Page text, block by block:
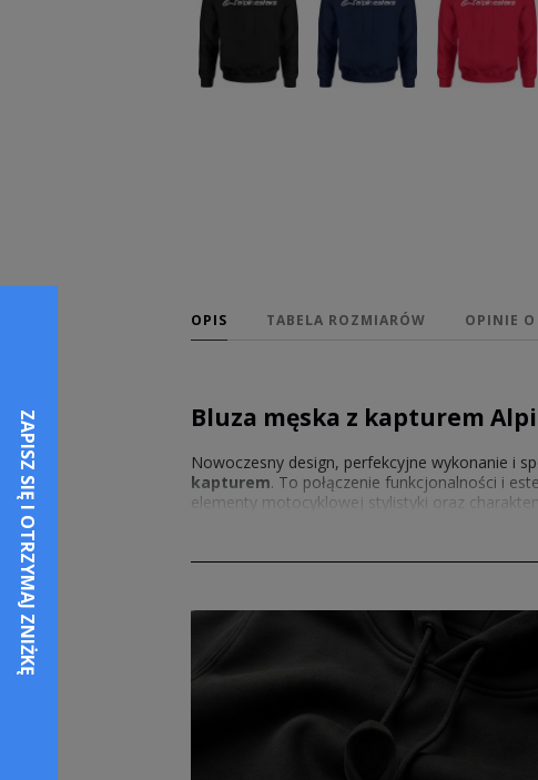
OPIS TABELA ROZMIARÓW OPINIE
Bluza męska z kapturem
Nowoczesny design, perfekcyjne wykonanie i
kapturem. To połączenie funkcjonalności i
elementy motocyklowej stylistyki oraz
Alpinestars z kapturemstanowi doskonały
Męskie bluzy Alpinestars z
Miękkość materiału i luźny krój sprawiają, że
konstrukcja gwarantuje pełną swobodę
detal, od kaptura po elastyczne wykończenia,
męska
doskonale sprawdzi się
kompromisów. Dla tych, którzy szukają